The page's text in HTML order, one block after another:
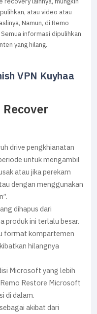
atau video atau
Namun, di Remo
informasi dipulihkan
yang hilang.
VPN Kuyhaa
drive pengkhianatan
untuk mengambil
atau jika perekam
dengan menggunakan
dihapus dari
produk ini terlalu besar.
format kompartemen
hilangnya
Microsoft yang lebih
Restore Microsoft
di dalam.
akibat dari